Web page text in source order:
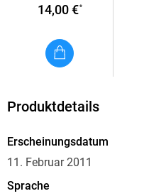
14,00 €*
Produktdetails
Erscheinungsdatum
11. Februar 2011
Sprache